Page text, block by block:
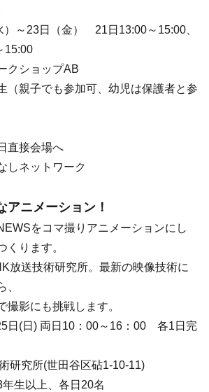
）～23日（金） 21日13:00～15:00、
15:00
クショップAB
（親子でも参加可、幼児は保護者と参
直接会場へ
しネットワーク
アニメーション！
をコマ撮りアニメーションにし
くります。
放送技術研究所。最新の映像技術に
、
撮影にも挑戦します。
日(日) 両日10：00～16：00 各1日完
研究所(世田谷区砧1-10-11)
生以上、各日20名